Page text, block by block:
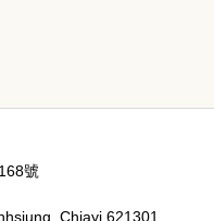
號
Chiayi 621301,